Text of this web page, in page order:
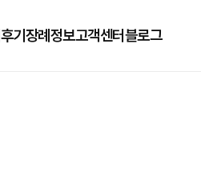
기 장례정보고객센터블로그